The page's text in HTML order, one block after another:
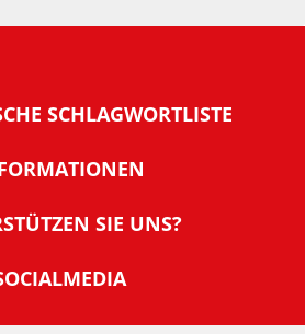
SCHLAGWORTLISTE
NachDenkSeiten
der NachDenkSeiten
E-Mail-Signaturen
SIE UNS?